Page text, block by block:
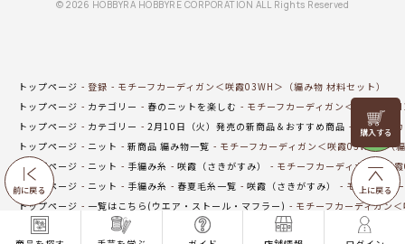
前に戻る
リリヤン
フェア
上に戻る
© 2026 HOBBYRA HOBBYRE CORPORATION ALL Rights Reserved
トップページ 登録
モチーフカーディガン＜咲霞03WH＞（編み物 材料セット）
トップページ
カテゴリー 春のニットを楽しむ
モチーフカーディガン＜咲霞
トップページ
カテゴリー 2月10日（火）発売の新商品＆おすすめ商品
モチーフ
トップページ
ニット 新商品 編み物一覧
モチーフカーディガン＜咲霞03WH＞（
トップページ
ニット 手編み糸 咲霞（さきがすみ）
モチーフカーディガン＜咲
トップページ
ニット 手編み糸 春夏毛糸一覧 咲霞（さきがすみ）
モチーフカ
トップページ
一覧はこちら(ウエア・ストール・マフラー)
モチーフカーディガン
トップページ
手編み(ウエア・ストール・マフラー)
モチーフカーディガン＜咲霞